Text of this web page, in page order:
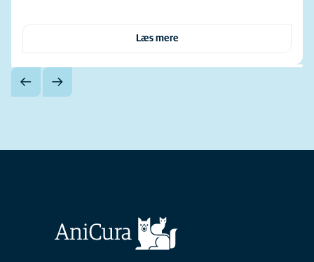
Læs mere